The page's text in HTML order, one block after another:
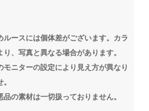
ルースには個体差がございます。カラ
、写真と異なる場合があります。
モニターの設定により見え方が異なり
の素材は一切扱っておりません。